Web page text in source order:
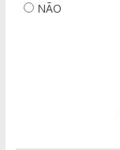
NÃO